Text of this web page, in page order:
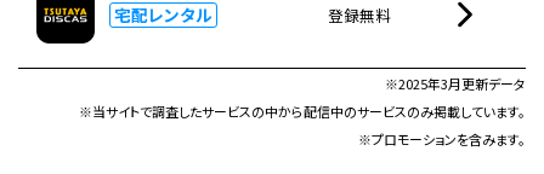
宅配レンタル 登録無料
※2025年3月更新データ
※当サイトで調査したサービスの中から配信中のサービスのみ掲載しています。
※プロモーションを含みます。